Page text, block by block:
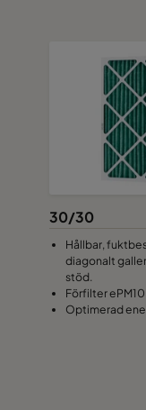
30/30
Hållbar,
diagonalt
stöd.
Förfilter
Optimerad